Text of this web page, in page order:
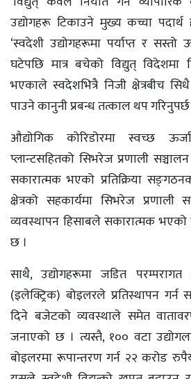
उद्योगहरू टिकाउने मुख्य कच्चा
‘स्वदेशी उद्योगहरूमा पर्याप्त र
घटेपछि मात्र बचेको विद्युत् विदेशमा
भएकाले स्वदेशभित्रै निजी क्षेत्रबीच सिधै
पाउने कानुनी प्रबन्ध तत्काल थप गरिनुपर्छ
औद्योगिक कोरिडोरमा स्वच्छ
प्लान्टसहितको सिभरेज प्रणाली
सकारात्मक भएको प्रतिक्रिया
क्षेत्रको सहकार्यमा सिभरेज प्रणाली
व्यवस्थापन हिसाबले सकारात्मक
छ ।
साथै, उद्योगहरूमा जडित परम्परागत
(इलेक्ट्रिक) बोइलरले प्रतिस्थापन
दिने बजेटको व्यवस्थाले समेत
जनाएको छ । त्यस्तै, १०० वटा
बोइलरमा रूपान्तरण गर्न २२ करोड